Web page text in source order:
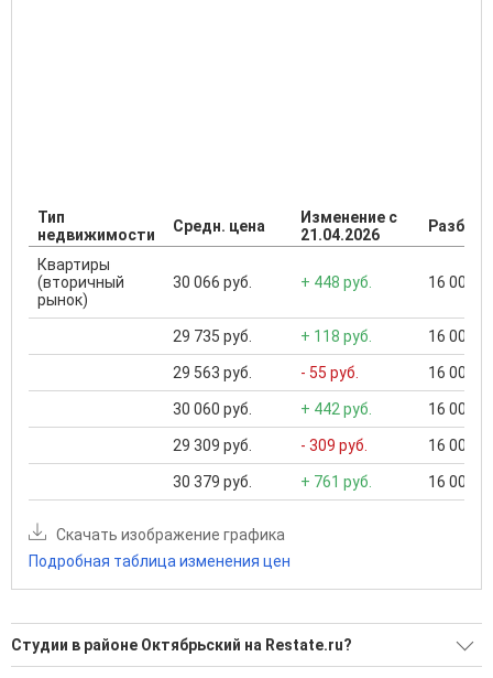
Тип
недвижимости
Средн. цена
Изменение с
21.04.2026
Квартиры
(вторичный
рынок)
30 066 руб. + 448 руб. 16 000
29 735 руб. + 118 руб. 16 000
29 563 руб. - 55 руб. 16 000
30 060 руб. + 442 руб. 16 000
29 309 руб. - 309 руб. 16 000
30 379 руб. + 761 руб. 16 000
Скачать изображение графика
Подробная таблица изменения цен
Студии в районе Октябрьский на Restate.ru?